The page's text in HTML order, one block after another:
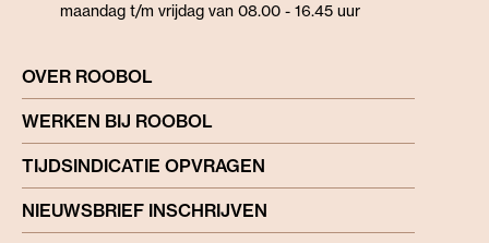
OVER ROOBOL
WERKEN BIJ ROOBOL
TIJDSINDICATIE OPVRAGEN
NIEUWSBRIEF INSCHRIJVEN
maandag t/m vrijdag van 08.00 - 16.45 uur